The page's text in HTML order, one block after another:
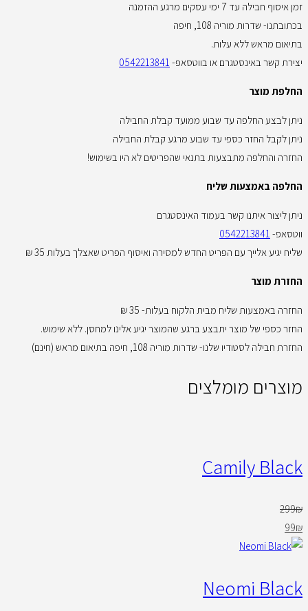
זמן איסוף חבילה עד 7 ימי עסקים מרגע ההזמנה
בכתובתנו- שדרות מוריה 108, חיפה
בתיאום מראש ללא עלות.
יצירת קשר באינסטגרם או בווטסאפ- 0542213841
החלפת מוצר
ניתן לבצע החלפה עד שבוע ממועד קבלת החבילה
ניתן לקבל החזר כספי עד שבוע מרגע קבלת החבילה
החזרה והחלפה מתבצעות בתנאי שהפריטים לא היו בשימוש!
החלפה באמצעות שליח
ניתן ליצור איתנו קשר בעמוד האינסטגרם
ווטסאפ- 0542213841
שליח יגיע אלייך עם הפריט החדש למסירה ואיסוף הפריט שאצלך בעלות 35 ₪
החזרת מוצר
החזרה באמצעות שליח מבית הלקוח בעלות- 35 ₪
החזר כספי של מוצר יתבצע ברגע שהמוצר יגיע אלינו למחסן. ללא שימוש.
החזרת חבילה לסטודיו שלנו- שדרות מוריה 108, חיפה בתיאום מראש (חינם)
מוצרים מומלצים
Camily Black
299₪
99₪
Neomi Black